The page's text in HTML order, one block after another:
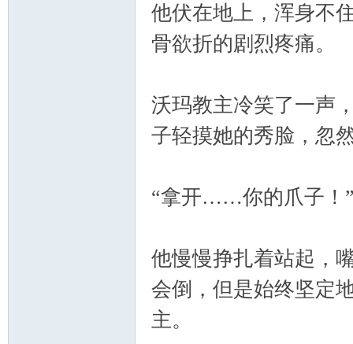
他伏在地上，浑身不
骨欲折的剧烈疼痛。
沃玛教主冷笑了一声
子轻摸她的秀脸，忽
“拿开……你的爪子！
他慢慢挣扎着站起，
会倒，但是始终坚定
主。